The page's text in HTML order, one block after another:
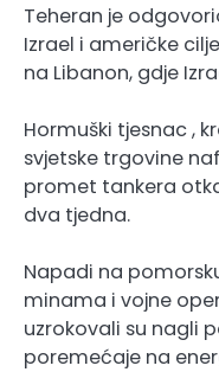
Teheran je
Izrael i američke
na Libanon, gdje
Hormuški tjesnac ,
svjetske trgovine
promet tankera
dva tjedna.
Napadi na
minama i vojne
uzrokovali su nagli
poremećaje na